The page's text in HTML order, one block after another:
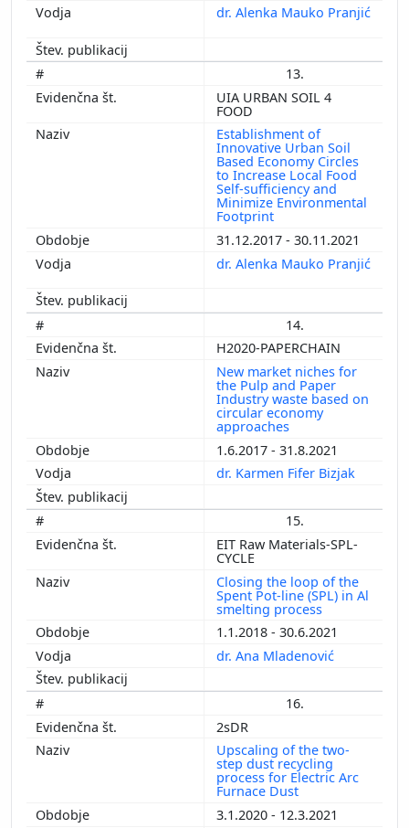
dr. Alenka Mauko Pranjić
13.
UIA URBAN SOIL 4
FOOD
Establishment of
Innovative Urban Soil
Based Economy Circles
to Increase Local Food
Self-sufficiency and
Minimize Environmental
Footprint
31.12.2017 - 30.11.2021
dr. Alenka Mauko Pranjić
14.
H2020-PAPERCHAIN
New market niches for
the Pulp and Paper
Industry waste based on
circular economy
approaches
1.6.2017 - 31.8.2021
dr. Karmen Fifer Bizjak
15.
EIT Raw Materials-SPL-
CYCLE
Closing the loop of the
Spent Pot-line (SPL) in Al
smelting process
1.1.2018 - 30.6.2021
dr. Ana Mladenović
16.
2sDR
Upscaling of the two-
step dust recycling
process for Electric Arc
Furnace Dust
3.1.2020 - 12.3.2021